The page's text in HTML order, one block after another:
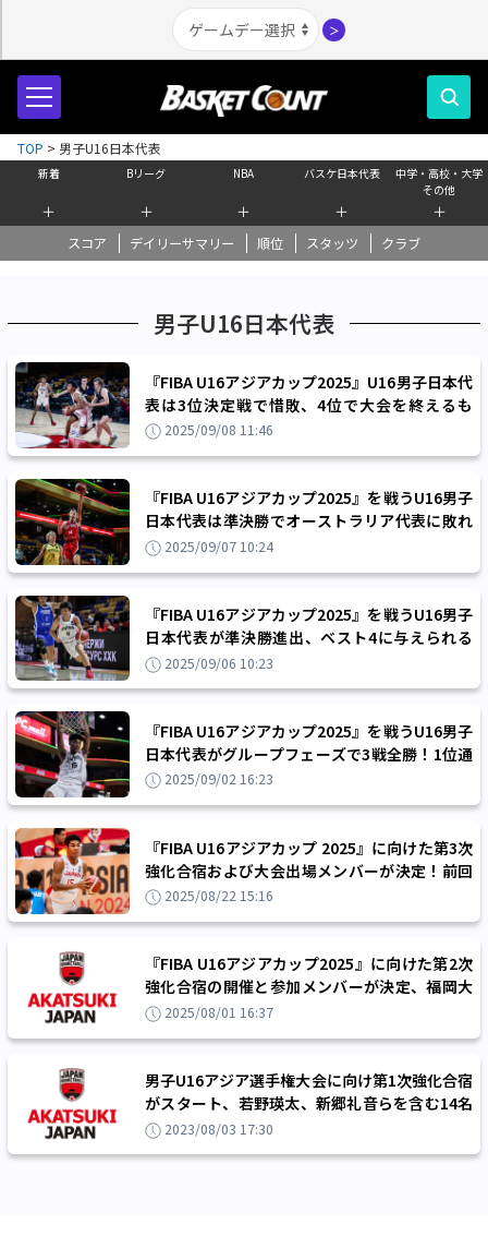
＞
新着
＋
Bリーグ
＋
NBA
＋
バスケ日本代表
＋
中学・高校・大学
その他
＋
スコア デイリーサマリー 順位 スタッツ クラブ
TOP > 男子U16日本代表
男子U16日本代表
『FIBA U16アジアカップ2025』U16男子日本代
表は3位決定戦で惜敗、4位で大会を終えるも
U17ワールドカップ出場権を獲得
2025/09/08 11:46
『FIBA U16アジアカップ2025』を戦うU16男子
日本代表は準決勝でオーストラリア代表に敗れ
る、3位決定戦にまわりメダル獲得を目指す
2025/09/07 10:24
『FIBA U16アジアカップ2025』を戦うU16男子
日本代表が準決勝進出、ベスト4に与えられる
世界大会の切符をつかみ取る！
2025/09/06 10:23
『FIBA U16アジアカップ2025』を戦うU16男子
日本代表がグループフェーズで3戦全勝！1位通
過で準々決勝に駒を進める
2025/09/02 16:23
『FIBA U16アジアカップ 2025』に向けた第3次
強化合宿および大会出場メンバーが決定！前回
大会出場の白谷柱誠ジャックらが選出
2025/08/22 15:16
『FIBA U16アジアカップ2025』に向けた第2次
強化合宿の開催と参加メンバーが決定、福岡大
学附属大濠からは3名選出
2025/08/01 16:37
男子U16アジア選手権大会に向け第1次強化合宿
がスタート、若野瑛太、新郷礼音らを含む14名
が合宿に参加
2023/08/03 17:30